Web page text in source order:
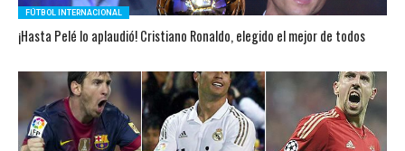
FÚTBOL INTERNACIONAL
¡Hasta Pelé lo aplaudió! Cristiano Ronaldo, elegido el mejor de todos